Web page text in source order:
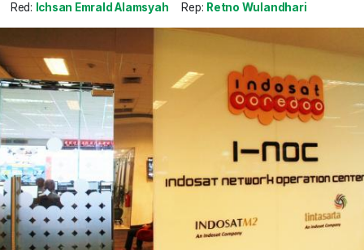
Red: Ichsan Emrald Alamsyah Rep: Retno Wulandhari